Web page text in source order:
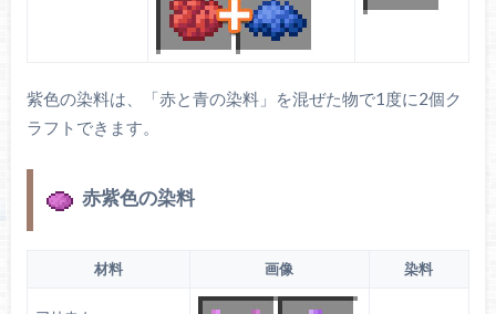
紫色の染料は、「赤と青の染料」を混ぜた物で1度に2個ク
ラフトできます。
赤紫色の染料
材料 画像 染料